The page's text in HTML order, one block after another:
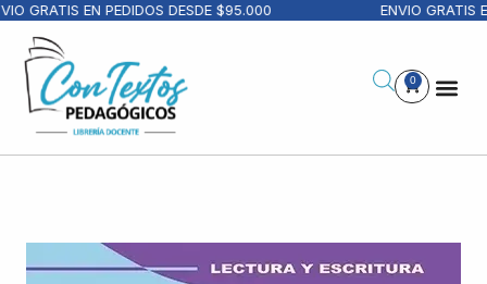
GRATIS EN PEDIDOS DESDE $95.000 ENVIO GRATIS
0